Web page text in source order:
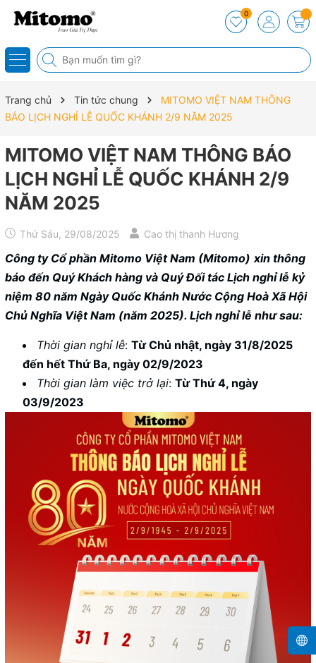
0
Trang chủ Tin tức chung
MITOMO VIỆT NAM THÔNG
BÁO LỊCH NGHỈ LỄ QUỐC KHÁNH 2/9 NĂM 2025
MITOMO VIỆT NAM THÔNG BÁO
LỊCH NGHỈ LỄ QUỐC KHÁNH 2/9
NĂM 2025
Thứ Sáu, 29/08/2025 Cao thị thanh Hương
Công ty Cổ phần Mitomo Việt Nam (Mitomo) xin thông
báo đến Quý Khách hàng và Quý Đối tác Lịch nghỉ lễ kỷ
niệm 80 năm Ngày Quốc Khánh Nước Cộng Hoà Xã Hội
Chủ Nghĩa Việt Nam (năm 2025). Lịch nghỉ lễ như sau:
Thời gian nghỉ lễ: Từ Chủ nhật, ngày 31/8/2025
đến hết Thứ Ba, ngày 02/9/2023
Thời gian làm việc trở lại: Từ Thứ 4, ngày
03/9/2023